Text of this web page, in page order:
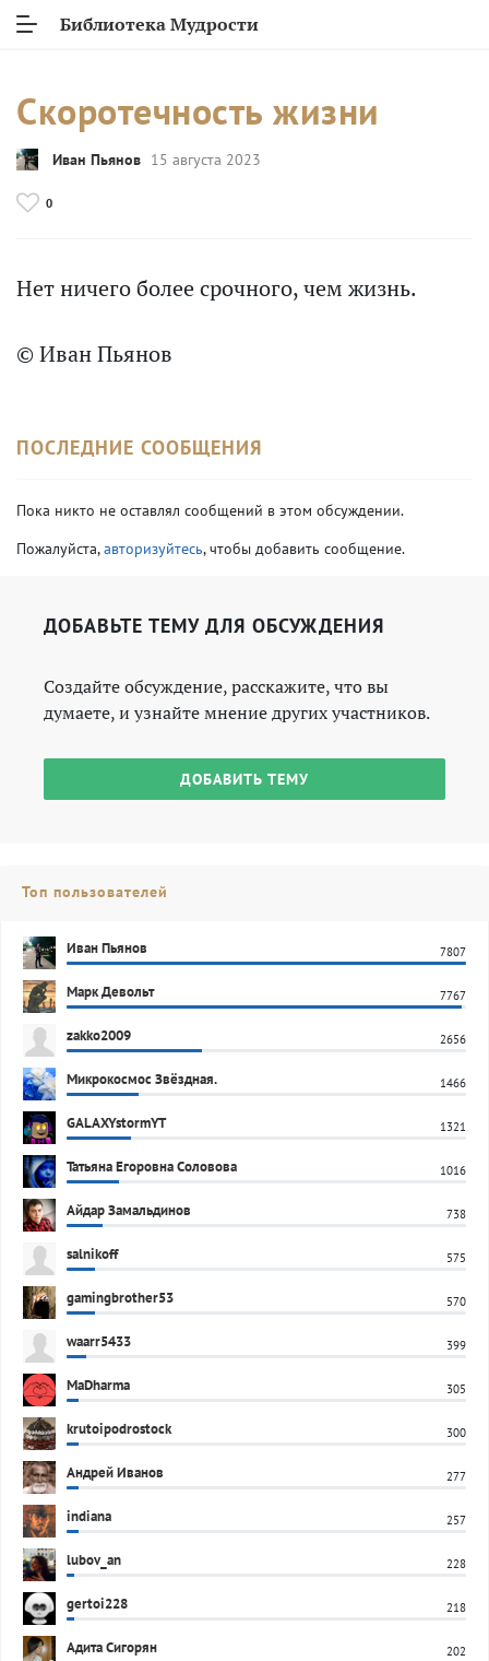
Библиотека Мудрости
Скоротечность жизни
Иван Пьянов 15 августа 2023
0
Нет ничего более срочного, чем жизнь.
© Иван Пьянов
ПОСЛЕДНИЕ СООБЩЕНИЯ
Пока никто не оставлял сообщений в этом обсуждении.
Пожалуйста,авторизуйтесь, чтобы добавить сообщение.
ДОБАВЬТЕ ТЕМУ ДЛЯ ОБСУЖДЕНИЯ
Создайте обсуждение, расскажите, что вы
думаете, и узнайте мнение других участников.
ДОБАВИТЬ ТЕМУ
Топ пользователей
Иван Пьянов 7807
Марк Девольт 7767
zakko2009 2656
Микрокосмос Звёздная. 1466
GALAXYstormYT 1321
Татьяна Егоровна Соловова 1016
Айдар Замальдинов 738
salnikoff 575
gamingbrother53 570
waarr5433 399
MaDharma 305
krutoipodrostock 300
Андрей Иванов 277
indiana 257
lubov_an 228
gertoi228 218
Адита Сигорян 202